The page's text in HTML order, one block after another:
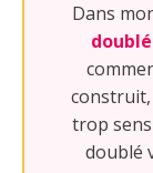
Dans
construit,
trop
doublé